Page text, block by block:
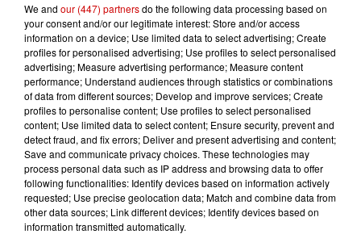
Le Duel - Gagnez vos entrées
pour l'un des zoos de nos
régions !
Destination Vacances - Gagnez
votre séjour en famille au cœur
de la...
We and our (447) partnersdo the following data processing based on
your consent and/or our legitimate interest: Store and/or access
information on a device; Use limited data to select advertising; Create
profiles for personalised advertising; Use profiles to select personalised
advertising; Measure advertising performance; Measure content
performance; Understand audiences through statistics or combinations
of data from different sources; Develop and improve services; Create
profiles to personalise content; Use profiles to select personalised
content; Use limited data to select content; Ensure security, prevent and
detect fraud, and fix errors; Deliver and present advertising and content;
Save and communicate privacy choices. These technologies may
process personal data such as IP address and browsing data to offer
following functionalities: Identify devices based on information actively
requested; Use precise geolocation data; Match and combine data from
other data sources; Link different devices; Identify devices based on
information transmitted automatically.